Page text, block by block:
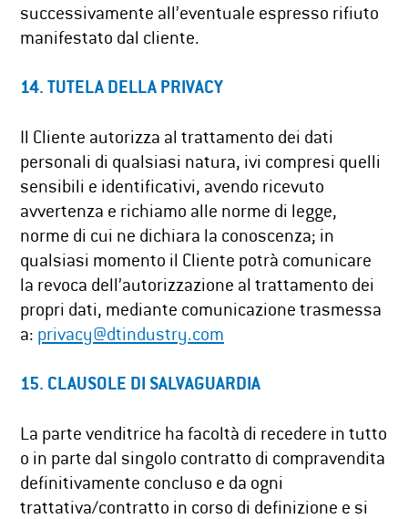
successivamente all’eventuale espresso rifiuto
manifestato dal cliente.
14. TUTELA DELLA PRIVACY
Il Cliente autorizza al trattamento dei dati
personali di qualsiasi natura, ivi compresi quelli
sensibili e identificativi, avendo ricevuto
avvertenza e richiamo alle norme di legge,
norme di cui ne dichiara la conoscenza; in
qualsiasi momento il Cliente potrà comunicare
la revoca dell’autorizzazione al trattamento dei
propri dati, mediante comunicazione trasmessa
a: privacy@dtindustry.com
15. CLAUSOLE DI SALVAGUARDIA
La parte venditrice ha facoltà di recedere in tutto
o in parte dal singolo contratto di compravendita
definitivamente concluso e da ogni
trattativa/contratto in corso di definizione e si